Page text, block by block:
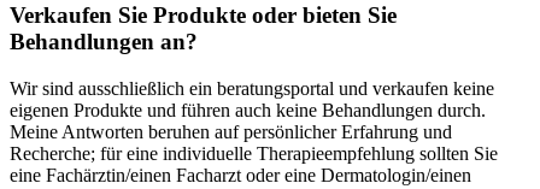
Verkaufen Sie Produkte oder bieten Sie
Behandlungen an?
Wir sind ausschließlich ein beratungsportal und verkaufen keine
eigenen Produkte und führen auch keine Behandlungen durch.​
Meine Antworten beruhen auf persönlicher Erfahrung und
Recherche; ⁤für eine individuelle Therapieempfehlung sollten⁢ Sie ​
eine Fachärztin/einen Facharzt oder eine Dermatologin/einen